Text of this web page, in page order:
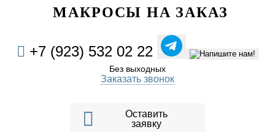
МАКРОСЫ НА ЗАКАЗ
+7 (923) 532 02 22
Без выходных
Заказать звонок
Оставить
заявку